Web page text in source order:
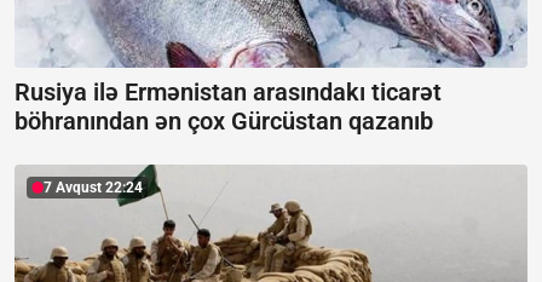
Rusiya ilə Ermənistan arasındakı ticarət
böhranından ən çox Gürcüstan qazanıb
7 Avqust 22:24